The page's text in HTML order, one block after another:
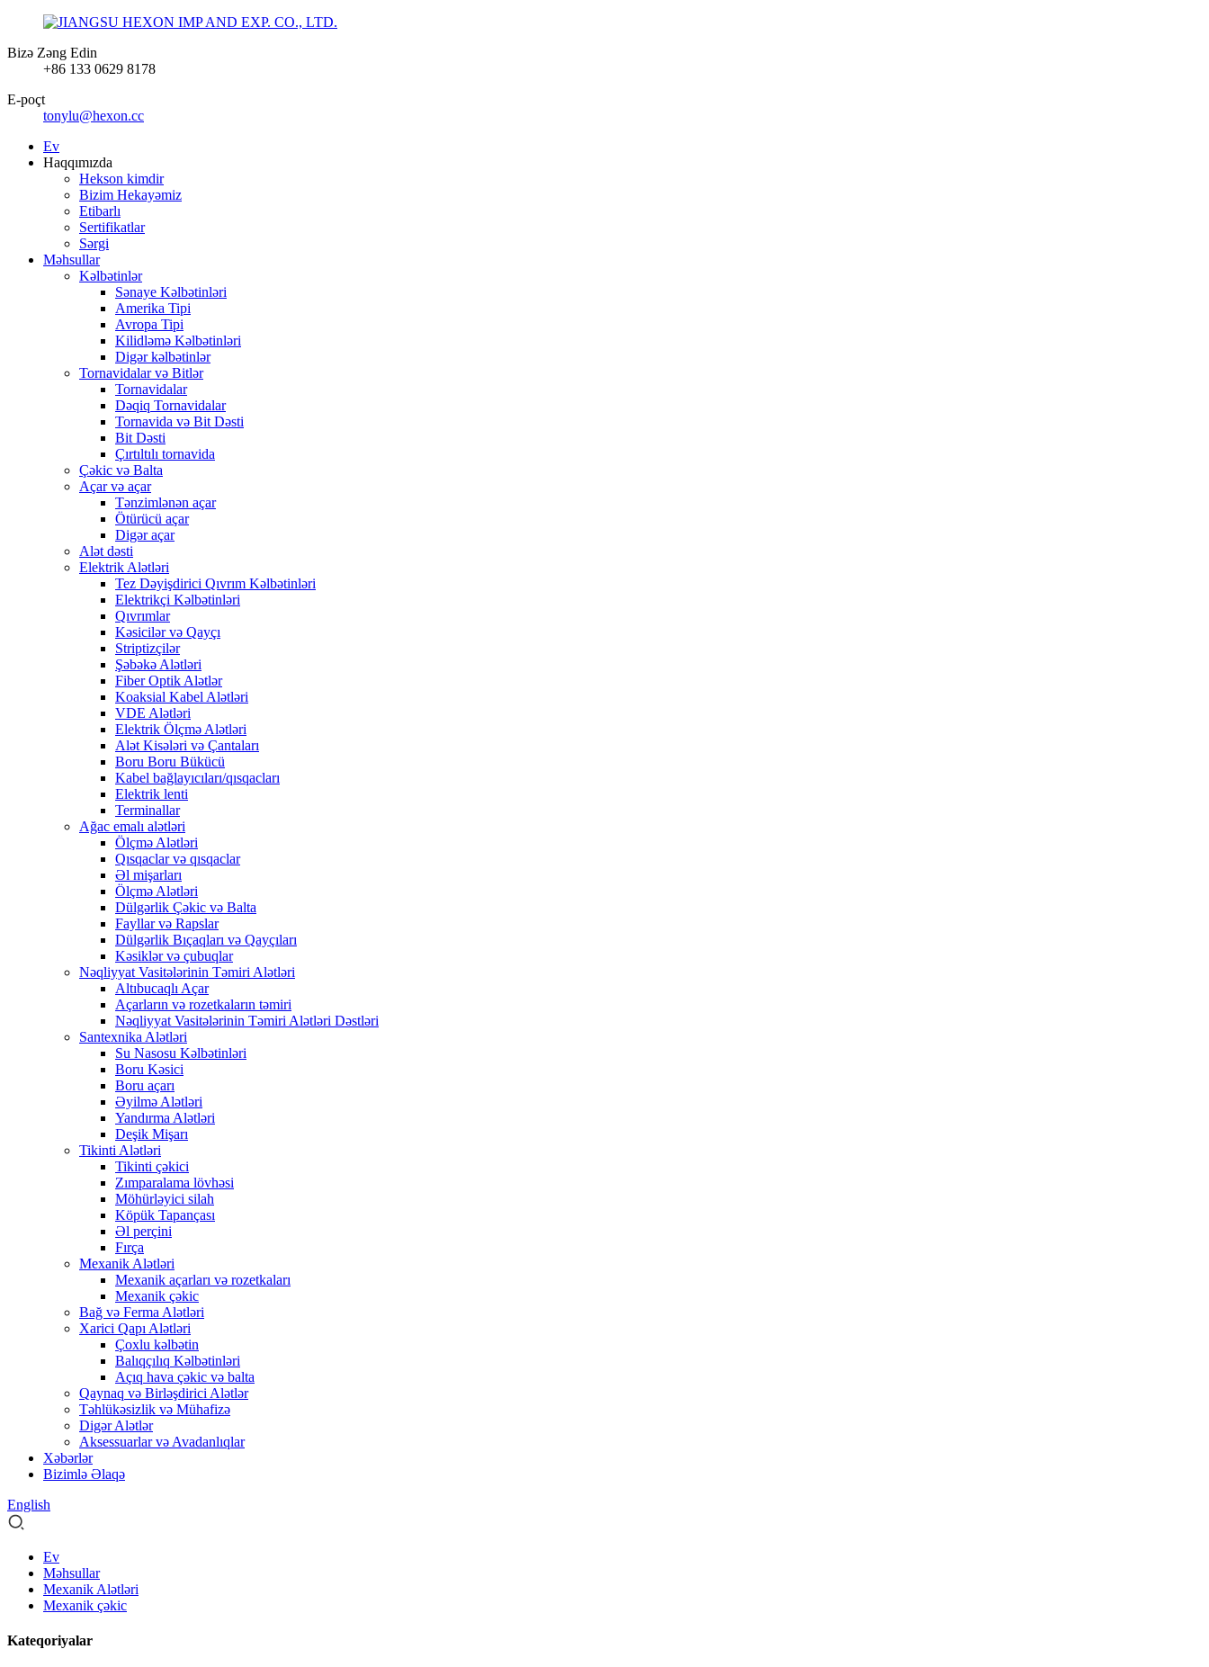
Bizə Zəng Edin
+86 133 0629 8178
E-poçt
tonylu@hexon.cc
Ev
Haqqımızda
Hekson kimdir
Bizim Hekayəmiz
Etibarlı
Sertifikatlar
Sərgi
Məhsullar
Kəlbətinlər
Sənaye Kəlbətinləri
Amerika Tipi
Avropa Tipi
Kilidləmə Kəlbətinləri
Digər kəlbətinlər
Tornavidalar və Bitlər
Tornavidalar
Dəqiq Tornavidalar
Tornavida və Bit Dəsti
Bit Dəsti
Çırtıltılı tornavida
Çəkic və Balta
Açar və açar
Tənzimlənən açar
Ötürücü açar
Digər açar
Alət dəsti
Elektrik Alətləri
Tez Dəyişdirici Qıvrım Kəlbətinləri
Elektrikçi Kəlbətinləri
Qıvrımlar
Kəsicilər və Qayçı
Striptizçilər
Şəbəkə Alətləri
Fiber Optik Alətlər
Koaksial Kabel Alətləri
VDE Alətləri
Elektrik Ölçmə Alətləri
Alət Kisələri və Çantaları
Boru Boru Bükücü
Kabel bağlayıcıları/qısqacları
Elektrik lenti
Terminallar
Ağac emalı alətləri
Ölçmə Alətləri
Qısqaclar və qısqaclar
Əl mişarları
Ölçmə Alətləri
Dülgərlik Çəkic və Balta
Fayllar və Rapslar
Dülgərlik Bıçaqları və Qayçıları
Kəsiklər və çubuqlar
Nəqliyyat Vasitələrinin Təmiri Alətləri
Altıbucaqlı Açar
Açarların və rozetkaların təmiri
Nəqliyyat Vasitələrinin Təmiri Alətləri Dəstləri
Santexnika Alətləri
Su Nasosu Kəlbətinləri
Boru Kəsici
Boru açarı
Əyilmə Alətləri
Yandırma Alətləri
Deşik Mişarı
Tikinti Alətləri
Tikinti çəkici
Zımparalama lövhəsi
Möhürləyici silah
Köpük Tapançası
Əl perçini
Fırça
Mexanik Alətləri
Mexanik açarları və rozetkaları
Mexanik çəkic
Bağ və Ferma Alətləri
Xarici Qapı Alətləri
Çoxlu kəlbətin
Balıqçılıq Kəlbətinləri
Açıq hava çəkic və balta
Qaynaq və Birləşdirici Alətlər
Təhlükəsizlik və Mühafizə
Digər Alətlər
Aksessuarlar və Avadanlıqlar
Xəbərlər
Bizimlə Əlaqə
English
Ev
Məhsullar
Mexanik Alətləri
Mexanik çəkic
Kateqoriyalar